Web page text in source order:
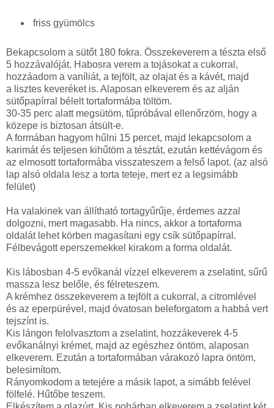
friss gyümölcs
Bekapcsolom a sütőt 180 fokra. Összekeverem a tészta első
5 hozzávalóját. Habosra verem a tojásokat a cukorral,
hozzáadom a vaníliát, a tejfölt, az olajat és a kávét, majd
a lisztes keveréket is. Alaposan elkeverem és az alján
sütőpapírral bélelt tortaformába töltöm.
30-35 perc alatt megsütöm, tűpróbával ellenőrzöm, hogy a
közepe is biztosan átsült-e.
A formában hagyom hűlni 15 percet, majd lekapcsolom a
karimát és teljesen kihűtöm a tésztát, ezután kettévágom és
az elmosott tortaformába visszateszem a felső lapot. (az alsó
lap alsó oldala lesz a torta teteje, mert ez a legsimább
felület)
Ha valakinek van állítható tortagyűrűje, érdemes azzal
dolgozni, mert magasabb. Ha nincs, akkor a tortaforma
oldalát lehet körben magasítani egy csík sütőpapírral.
Félbevágott eperszemekkel kirakom a forma oldalát.
Kis lábosban 4-5 evőkanál vízzel elkeverem a zselatint, sűrű
massza lesz belőle, és félreteszem.
A krémhez összekeverem a tejfölt a cukorral, a citromlével
és az eperpürével, majd óvatosan beleforgatom a habbá vert
tejszínt is.
Kis lángon felolvasztom a zselatint, hozzákeverek 4-5
evőkanálnyi krémet, majd az egészhez öntöm, alaposan
elkeverem. Ezután a tortaformában várakozó lapra öntöm,
belesimítom.
Rányomkodom a tetejére a másik lapot, a simább felével
fölfelé. Hűtőbe teszem.